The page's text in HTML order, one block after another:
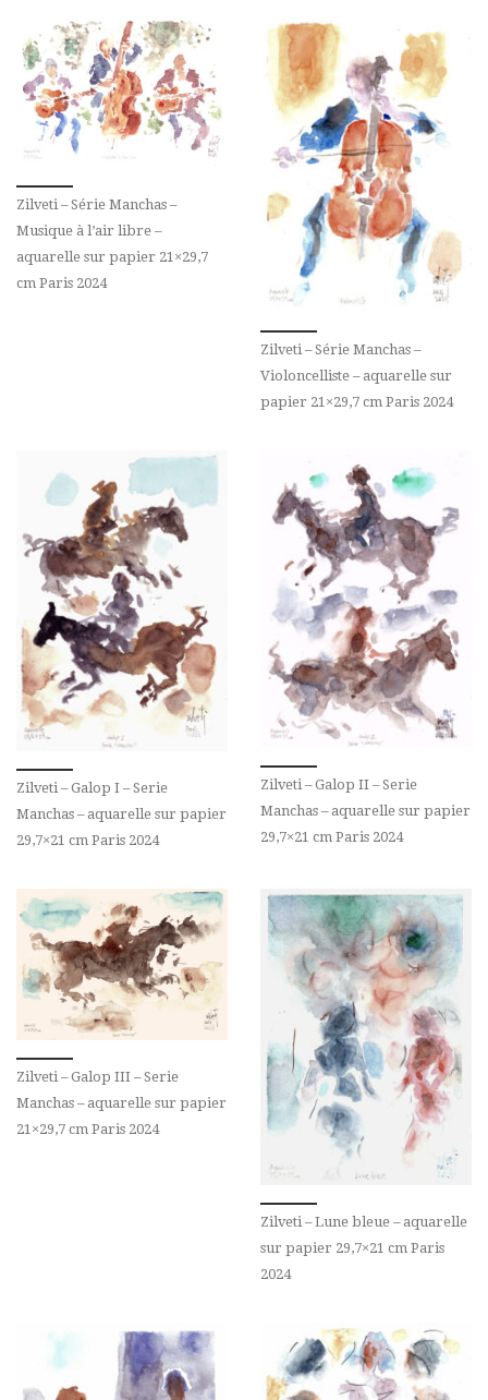
Zilveti – Série Manchas –
Musique à l’air libre –
aquarelle sur papier 21×29,7
cm Paris 2024
Zilveti – Série Manchas –
Violoncelliste – aquarelle sur
papier 21×29,7 cm Paris 2024
Zilveti – Galop I – Serie
Manchas – aquarelle sur papier
29,7×21 cm Paris 2024
Zilveti – Galop II – Serie
Manchas – aquarelle sur papier
29,7×21 cm Paris 2024
Zilveti – Galop III – Serie
Manchas – aquarelle sur papier
21×29,7 cm Paris 2024
Zilveti – Lune bleue – aquarelle
sur papier 29,7×21 cm Paris
2024